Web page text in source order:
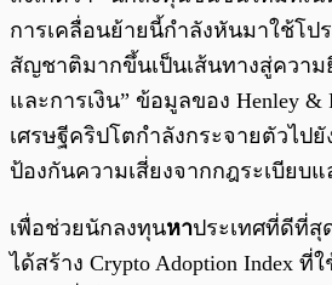
การเคลื่อนย้ายนี้กำลังหันมาใช้โป
สัญชาติมากขึ้นเป็นเส้นทางสู่ควา
และการเงิน” ข้อมูลของ Henley &
เศรษฐีคริปโตกำลังกระจายตัวไปยั
ป้องกันความเสี่ยงจากกฎระเบียบ
เพื่อช่วยนักลงทุนหาประเทศที่ดีที่สุ
ได้สร้าง Crypto Adoption Index ที่